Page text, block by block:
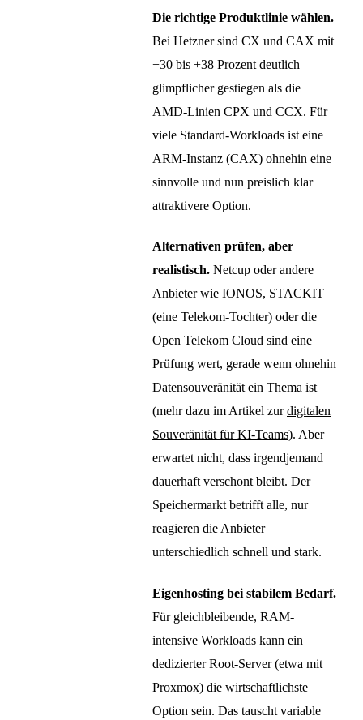
Die richtige Produktlinie wählen.
Bei Hetzner sind CX und CAX mit
+30 bis +38 Prozent deutlich
glimpflicher gestiegen als die
AMD-Linien CPX und CCX. Für
viele Standard-Workloads ist eine
ARM-Instanz (CAX) ohnehin eine
sinnvolle und nun preislich klar
attraktivere Option.
Alternativen prüfen, aber
realistisch. Netcup oder andere
Anbieter wie IONOS, STACKIT
(eine Telekom-Tochter) oder die
Open Telekom Cloud sind eine
Prüfung wert, gerade wenn ohnehin
Datensouveränität ein Thema ist
(mehr dazu im Artikel zurdigitalen
Souveränität für KI-Teams). Aber
erwartet nicht, dass irgendjemand
dauerhaft verschont bleibt. Der
Speichermarkt betrifft alle, nur
reagieren die Anbieter
unterschiedlich schnell und stark.
Eigenhosting bei stabilem Bedarf.
Für gleichbleibende, RAM-
intensive Workloads kann ein
dedizierter Root-Server (etwa mit
Proxmox) die wirtschaftlichste
Option sein. Das tauscht variable